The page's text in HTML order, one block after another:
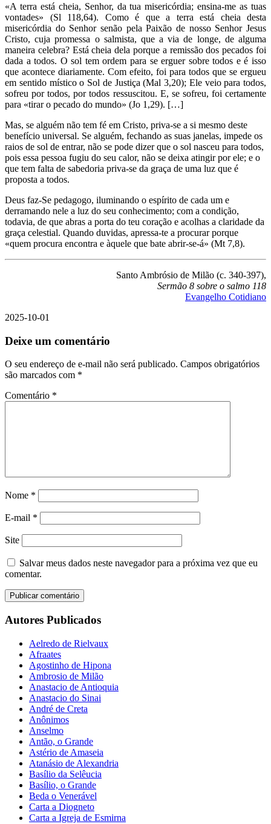
«A terra está cheia, Senhor, da tua misericórdia; ensina-me as tuas
vontades» (Sl 118,64). Como é que a terra está cheia desta
misericórdia do Senhor senão pela Paixão de nosso Senhor Jesus
Cristo, cuja promessa o salmista, que a via de longe, de alguma
maneira celebra? Está cheia dela porque a remissão dos pecados foi
dada a todos. O sol tem ordem para se erguer sobre todos e é isso
que acontece diariamente. Com efeito, foi para todos que se ergueu
em sentido místico o Sol de Justiça (Mal 3,20); Ele veio para todos,
sofreu por todos, por todos ressuscitou. E, se sofreu, foi certamente
para «tirar o pecado do mundo» (Jo 1,29). […]
Mas, se alguém não tem fé em Cristo, priva-se a si mesmo deste
benefício universal. Se alguém, fechando as suas janelas, impede os
raios de sol de entrar, não se pode dizer que o sol nasceu para todos,
pois essa pessoa fugiu do seu calor, não se deixa atingir por ele; e o
que tem falta de sabedoria priva-se da graça de uma luz que é
proposta a todos.
Deus faz-Se pedagogo, iluminando o espírito de cada um e
derramando nele a luz do seu conhecimento; com a condição,
todavia, de que abras a porta do teu coração e acolhas a claridade da
graça celestial. Quando duvidas, apressa-te a procurar porque
«quem procura encontra e àquele que bate abrir-se-á» (Mt 7,8).
Santo Ambrósio de Milão (c. 340-397),
Sermão 8 sobre o salmo 118
Evangelho Cotidiano
2025-10-01
Deixe um comentário
O seu endereço de e-mail não será publicado. Campos obrigatórios
são marcados com *
Comentário *
Nome *
E-mail *
Site
Salvar meus dados neste navegador para a próxima vez que eu
comentar.
Autores Publicados
Aelredo de Rielvaux
Afraates
Agostinho de Hipona
Ambrosio de Milão
Anastacio de Antioquia
Anastacio do Sinai
André de Creta
Anônimos
Anselmo
Antão, o Grande
Astério de Amaseia
Atanásio de Alexandria
Basílio da Selêucia
Basílio, o Grande
Beda o Venerável
Carta a Diogneto
Carta a Igreja de Esmirna